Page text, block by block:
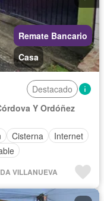
Remate Bancario
Casa
Destacado
Y Ordóñez
Cisterna
Internet
VILLANUEVA